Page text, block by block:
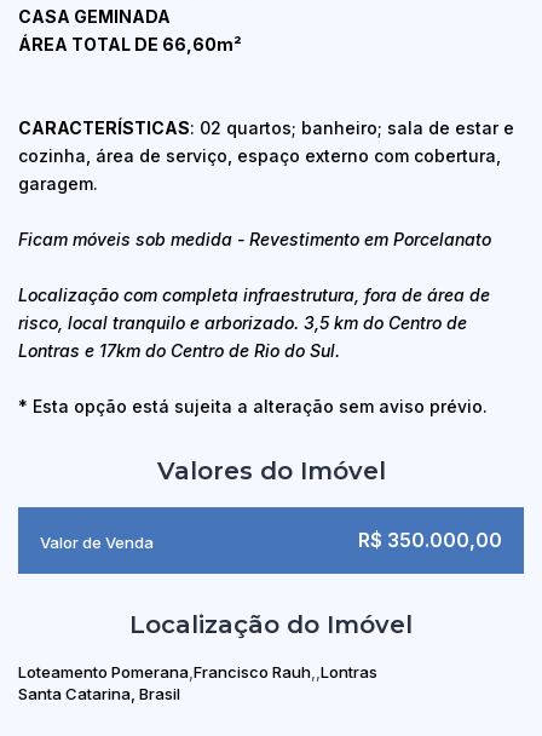
CASA GEMINADA
ÁREA TOTAL DE 66,60m²
CARACTERÍSTICAS: 02 quartos; banheiro; sala de estar e
cozinha, área de serviço, espaço externo com cobertura,
garagem.
Ficam móveis sob medida - Revestimento em Porcelanato
Localização com completa infraestrutura, fora de área de
risco, local tranquilo e arborizado. 3,5 km do Centro de
Lontras e 17km do Centro de Rio do Sul.
* Esta opção está sujeita a alteração sem aviso prévio.
Valores do Imóvel
R$ 350.000,00
Valor de Venda
Localização do Imóvel
Loteamento Pomerana Francisco Rauh Lontras
Santa Catarina, Brasil